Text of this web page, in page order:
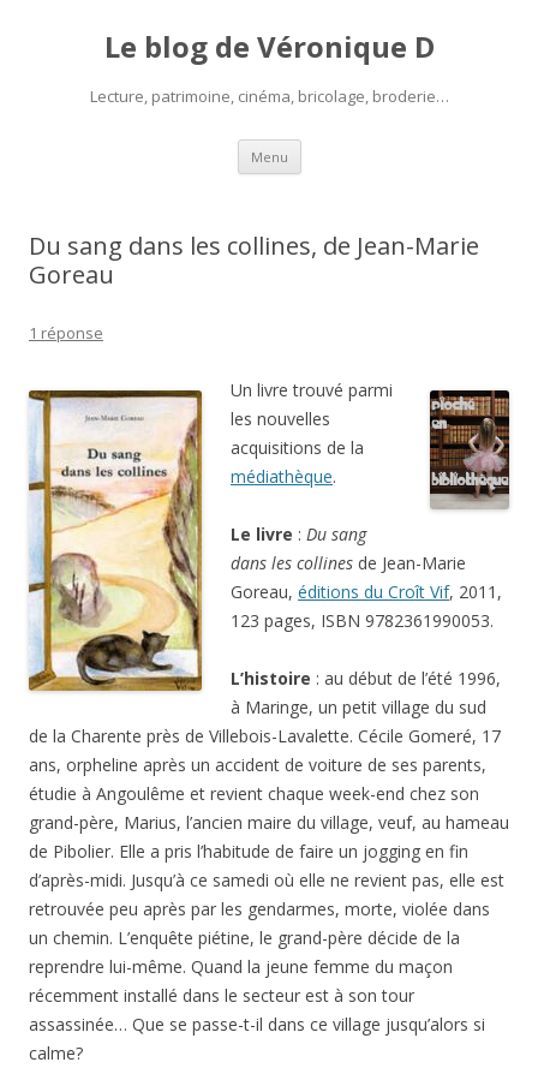
Le blog de Véronique D
Lecture, patrimoine, cinéma, bricolage, broderie…
Menu Aller
contenu
Du sang dans les collines, de Jean-Marie
Goreau
1 réponse
Un livre trouvé parmi
les nouvelles
acquisitions de la
médiathèque.
Le livre : Du sang
dans les collines de Jean-Marie
Goreau, éditions du Croît Vif, 2011,
123 pages, ISBN 9782361990053.
L’histoire : au début de l’été 1996,
à Maringe, un petit village du sud
de la Charente près de Villebois-Lavalette. Cécile Gomeré, 17
ans, orpheline après un accident de voiture de ses parents,
étudie à Angoulême et revient chaque week-end chez son
grand-père, Marius, l’ancien maire du village, veuf, au hameau
de Pibolier. Elle a pris l’habitude de faire un jogging en fin
d’après-midi. Jusqu’à ce samedi où elle ne revient pas, elle est
retrouvée peu après par les gendarmes, morte, violée dans
un chemin. L’enquête piétine, le grand-père décide de la
reprendre lui-même. Quand la jeune femme du maçon
récemment installé dans le secteur est à son tour
assassinée… Que se passe-t-il dans ce village jusqu’alors si
calme?